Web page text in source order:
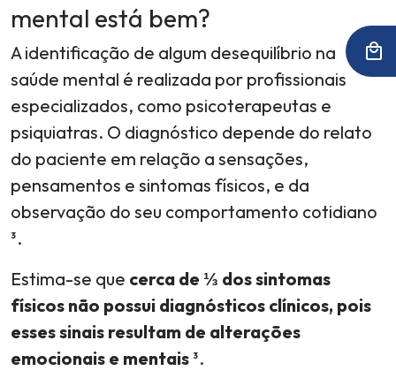
mental está bem?
A identificação de algum desequilíbrio na
saúde mental é realizada por profissionais
especializados, como psicoterapeutas e
psiquiatras. O diagnóstico depende do relato
do paciente em relação a sensações,
pensamentos e sintomas físicos, e da
observação do seu comportamento cotidiano
³.
Estima-se que cerca de ⅓ dos sintomas
físicos não possui diagnósticos clínicos, pois
esses sinais resultam de alterações
emocionais e mentais ³.